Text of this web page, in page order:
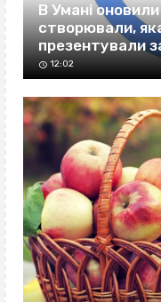
В Умані оновили
створювали,
презентували
12:02